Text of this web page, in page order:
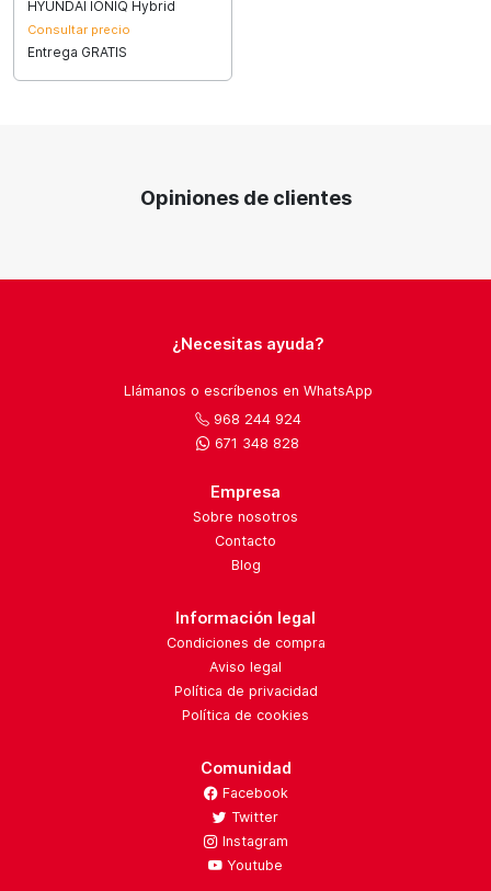
HYUNDAI IONIQ Hybrid
Consultar precio
Entrega GRATIS
Opiniones de clientes
¿Necesitas ayuda?
Llámanos o escríbenos en WhatsApp
968 244 924
671 348 828
Empresa
Sobre nosotros
Contacto
Blog
Información legal
Condiciones de compra
Aviso legal
Política de privacidad
Política de cookies
Comunidad
Facebook
Twitter
Instagram
Youtube